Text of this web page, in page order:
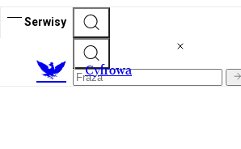
Serwisy
Cyfrowa